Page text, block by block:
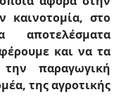
καινοτομία, στο
και να τα
παραγωγική
της αγροτικής